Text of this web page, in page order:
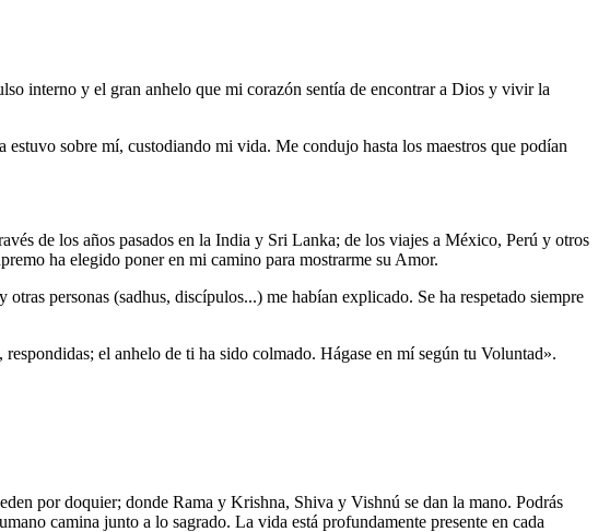
interno y el gran anhelo que mi corazón sentía de encontrar a Dios y vivir la
sobre mí, custodiando mi vida. Me condujo hasta los maestros que podían
de los años pasados en la India y Sri Lanka; de los viajes a México, Perú y otros
ha elegido poner en mi camino para mostrarme su Amor.
personas (sadhus, discípulos...) me habían explicado. Se ha respetado siempre
el anhelo de ti ha sido colmado. Hágase en mí según tu Voluntad».
por doquier; donde Rama y Krishna, Shiva y Vishnú se dan la mano. Podrás
camina junto a lo sagrado. La vida está profundamente presente en cada